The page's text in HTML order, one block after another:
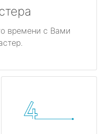
времени с Вами